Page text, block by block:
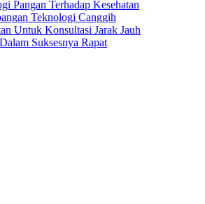
Pangan Terhadap Kesehatan
Teknologi Canggih
Untuk Konsultasi Jarak Jauh
Suksesnya Rapat